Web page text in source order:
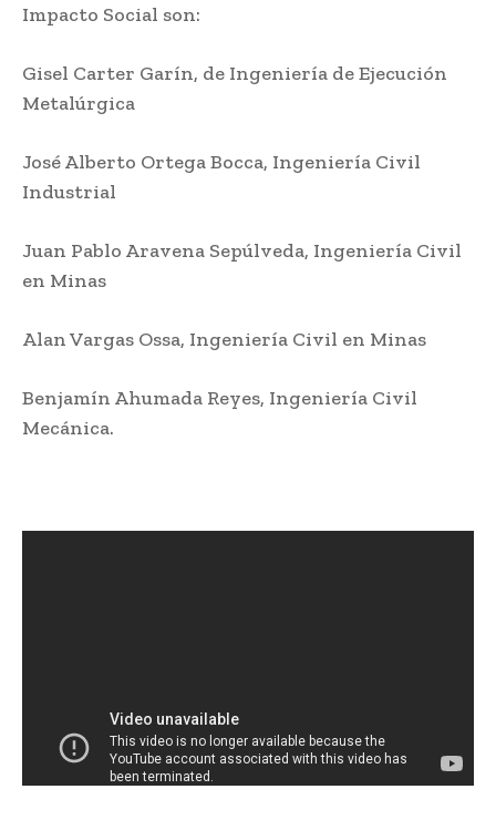
Impacto Social son:
Gisel Carter Garín, de Ingeniería de Ejecución
Metalúrgica
José Alberto Ortega Bocca, Ingeniería Civil
Industrial
Juan Pablo Aravena Sepúlveda, Ingeniería Civil
en Minas
Alan Vargas Ossa, Ingeniería Civil en Minas
Benjamín Ahumada Reyes, Ingeniería Civil
Mecánica.